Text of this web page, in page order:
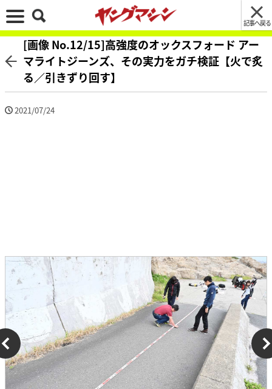
記事へ戻る
[画像 No.12/15]高強度のオックスフォード アー
マライトジーンズ、その実力をガチ検証【火で炙
る／引きずり回す】
2021/07/24